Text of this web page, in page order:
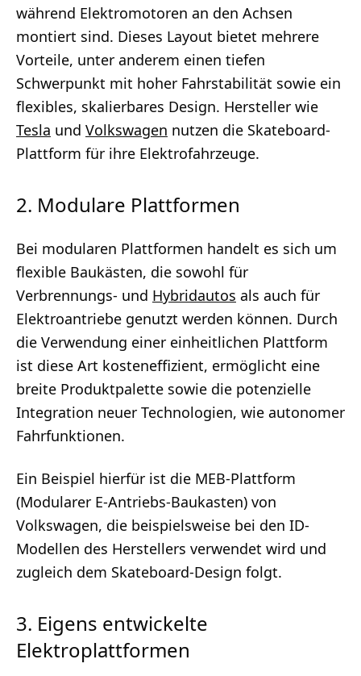
während Elektromotoren an den Achsen
montiert sind. Dieses Layout bietet mehrere
Vorteile, unter anderem einen tiefen
Schwerpunkt mit hoher Fahrstabilität sowie ein
flexibles, skalierbares Design. Hersteller wie
Tesla und Volkswagen nutzen die Skateboard-
Plattform für ihre Elektrofahrzeuge.
2. Modulare Plattformen
Bei modularen Plattformen handelt es sich um
flexible Baukästen, die sowohl für
Verbrennungs- und Hybridautos als auch für
Elektroantriebe genutzt werden können. Durch
die Verwendung einer einheitlichen Plattform
ist diese Art kosteneffizient, ermöglicht eine
breite Produktpalette sowie die potenzielle
Integration neuer Technologien, wie autonomer
Fahrfunktionen.
Ein Beispiel hierfür ist die MEB-Plattform
(Modularer E-Antriebs-Baukasten) von
Volkswagen, die beispielsweise bei den ID-
Modellen des Herstellers verwendet wird und
zugleich dem Skateboard-Design folgt.
3. Eigens entwickelte
Elektroplattformen